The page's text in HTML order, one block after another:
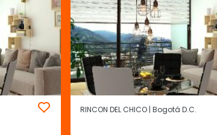
RINCON DEL CHICO | Bogotá D.C.